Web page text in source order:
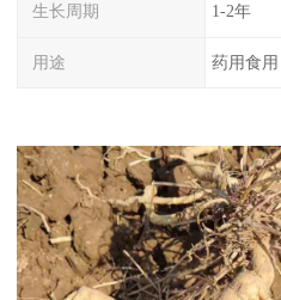
生长周期 1-2年
用途 药用食用